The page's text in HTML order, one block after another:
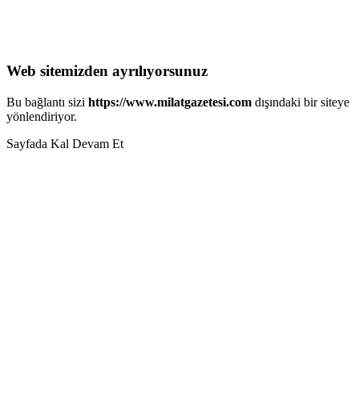
Web sitemizden ayrılıyorsunuz
Bu bağlantı sizi https://www.milatgazetesi.com dışındaki bir siteye
yönlendiriyor.
Sayfada Kal Devam Et